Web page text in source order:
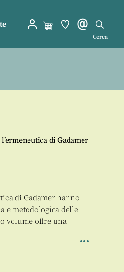
Cerca
di Gadamer
di Gadamer hanno
e metodologica delle
volume offre una